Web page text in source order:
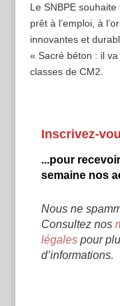
Le SNBPE
prêt à l’emploi, à
innovantes et
« Sacré béton : il
classes de CM2.
Inscrivez-
...pour
semaine nos
Nous ne
Consultez nos
légalespour
d’informations.